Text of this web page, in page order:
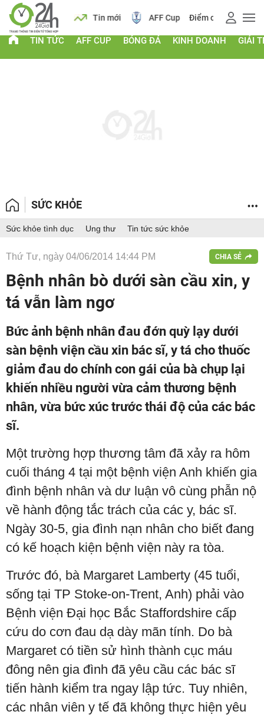
Lịch Tin mới AFF Cup Điểm chuẩn 2026
TIN TỨC AFF CUP BÓNG ĐÁ KINH DOANH GIẢI
SỨC KHỎE
Sức khỏe tình dục Ung thư Tin tức sức khỏe
Thứ Tư, ngày 04/06/2014 14:44 PM CHIA SẺ
Bệnh nhân bò dưới sàn cầu xin, y
tá vẫn làm ngơ
Bức ảnh bệnh nhân đau đớn quỳ lạy dưới
sàn bệnh viện cầu xin bác sĩ, y tá cho thuốc
giảm đau do chính con gái của bà chụp lại
khiến nhiều người vừa cảm thương bệnh
nhân, vừa bức xúc trước thái độ của các bác
sĩ.
Một trường hợp thương tâm đã xảy ra hôm
cuối tháng 4 tại một bệnh viện Anh khiến gia
đình bệnh nhân và dư luận vô cùng phẫn nộ
về hành động tắc trách của các y, bác sĩ.
Ngày 30-5, gia đình nạn nhân cho biết đang
có kế hoạch kiện bệnh viện này ra tòa.
Trước đó, bà Margaret Lamberty (45 tuổi,
sống tại TP Stoke-on-Trent, Anh) phải vào
Bệnh viện Đại học Bắc Staffordshire cấp
cứu do cơn đau dạ dày mãn tính. Do bà
Margaret có tiền sử hình thành cục máu
đông nên gia đình đã yêu cầu các bác sĩ
tiến hành kiểm tra ngay lập tức. Tuy nhiên,
các nhân viên y tế đã không thực hiện yêu